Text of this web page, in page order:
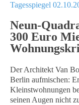
Tagesspiegel
Neun-
300 Euro
Der Architekt Van
Berlin aufmischen:
Kleinstwohnungen
seinen Augen nicht